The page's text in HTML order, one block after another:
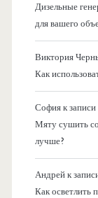
Дизельные
для вашего
Виктория
Как
Софияк записи
Мяту сушить со
лучше?
Андрейк
Как осветлить